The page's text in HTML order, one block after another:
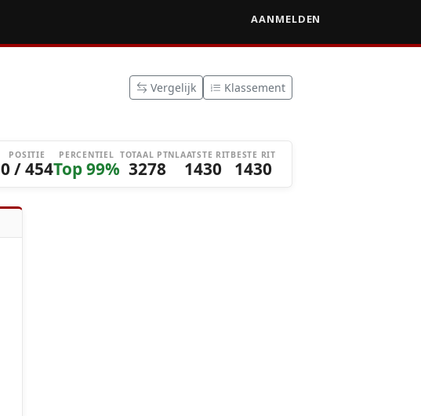
AANMELDEN
Vergelijk Klassement
POSITIE
0 / 454
PERCENTIEL
Top 99%
TOTAAL PTN
3278
LAATSTE RIT
1430
BESTE RIT
1430